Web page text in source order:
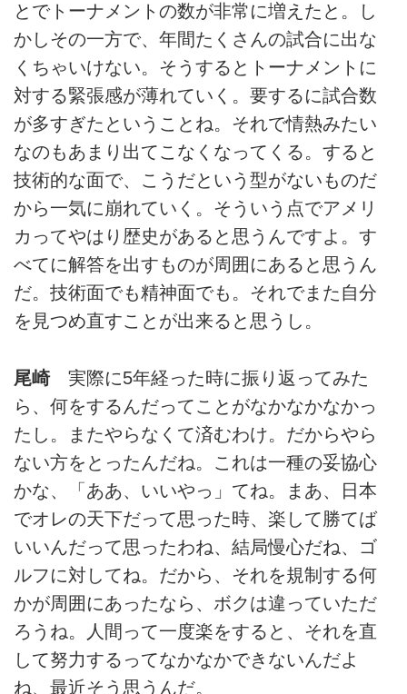
とでトーナメントの数が非常に増えたと。し
かしその一方で、年間たくさんの試合に出な
くちゃいけない。そうするとトーナメントに
対する緊張感が薄れていく。要するに試合数
が多すぎたということね。それで情熱みたい
なのもあまり出てこなくなってくる。すると
技術的な面で、こうだという型がないものだ
から一気に崩れていく。そういう点でアメリ
カってやはり歴史があると思うんですよ。す
べてに解答を出すものが周囲にあると思うん
だ。技術面でも精神面でも。それでまた自分
を見つめ直すことが出来ると思うし。
尾崎実際に5年経った時に振り返ってみた
ら、何をするんだってことがなかなかなかっ
たし。またやらなくて済むわけ。だからやら
ない方をとったんだね。これは一種の妥協心
かな、「ああ、いいやっ」てね。まあ、日本
でオレの天下だって思った時、楽して勝てば
いいんだって思ったわね、結局慢心だね、ゴ
ルフに対してね。だから、それを規制する何
かが周囲にあったなら、ボクは違っていただ
ろうね。人間って一度楽をすると、それを直
して努力するってなかなかできないんだよ
ね、最近そう思うんだ。